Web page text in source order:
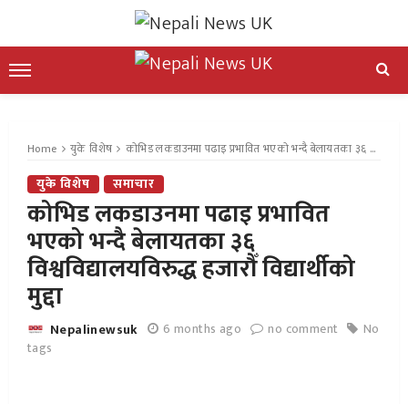
Home युके विशेष कोभिड लकडाउनमा पढाइ प्रभावित भएको भन्दै बेलायतका ३६ विश्वविद्यालयविरुद्ध हजारौँ विद्यार्थीको मुद्दा
युके विशेष समाचार
कोभिड लकडाउनमा पढाइ प्रभावित
भएको भन्दै बेलायतका ३६
विश्वविद्यालयविरुद्ध हजारौँ विद्यार्थीको
मुद्दा
Nepalinewsuk 6 months ago no comment
No
tags